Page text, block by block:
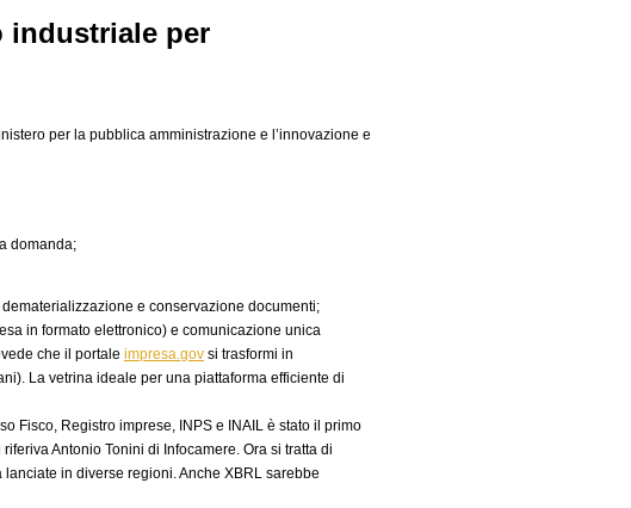
industriale per
per la pubblica amministrazione e l’innovazione e
domanda;
e conservazione documenti;
in formato elettronico) e comunicazione unica
che il portale impresa.gov si trasformi in
La vetrina ideale per una piattaforma efficiente di
Fisco, Registro imprese, INPS e INAIL è stato il primo
Antonio Tonini di Infocamere. Ora si tratta di
in diverse regioni. Anche XBRL sarebbe